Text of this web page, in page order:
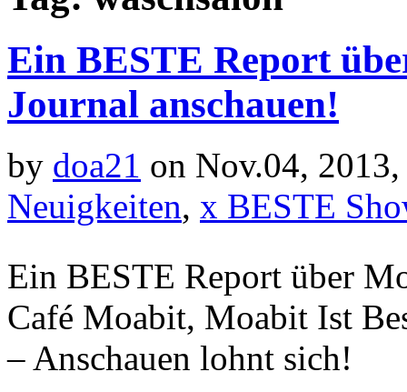
Ein BESTE Report
Journal anschauen!
by doa21 on Nov.04,
Neuigkeiten, x BESTE
Ein BESTE Report über
Café Moabit , Moabit Ist
– Anschauen lohnt sich!